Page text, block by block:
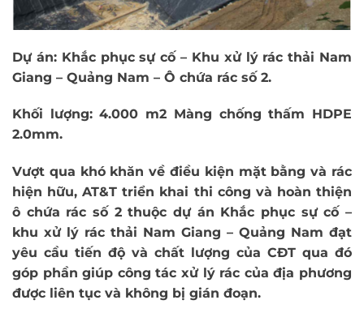
Dự án: Khắc phục sự cố – Khu xử lý rác thải Nam
Giang – Quảng Nam – Ô chứa rác số 2.
Khối lượng: 4.000 m2 Màng chống thấm HDPE
2.0mm.
Vượt qua khó khăn về điều kiện mặt bằng và rác
hiện hữu, AT&T triển khai thi công và hoàn thiện
ô chứa rác số 2 thuộc dự án Khắc phục sự cố –
khu xử lý rác thải Nam Giang – Quảng Nam đạt
yêu cầu tiến độ và chất lượng của CĐT qua đó
góp phần giúp công tác xử lý rác của địa phương
được liên tục và không bị gián đoạn.